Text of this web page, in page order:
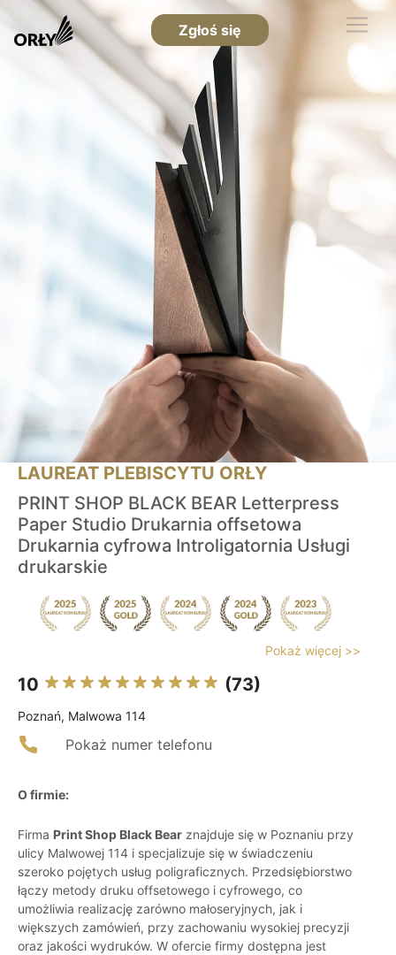
Zgłoś się
LAUREAT PLEBISCYTU ORŁY
PRINT SHOP BLACK BEAR Letterpress
Paper Studio Drukarnia offsetowa
Drukarnia cyfrowa Introligatornia Usługi
drukarskie
Pokaż więcej >>
10 (73)
Poznań, Malwowa 114
Pokaż numer telefonu
O firmie:
Firma Print Shop Black Bear znajduje się w Poznaniu przy
ulicy Malwowej 114 i specjalizuje się w świadczeniu
szeroko pojętych usług poligraficznych. Przedsiębiorstwo
łączy metody druku offsetowego i cyfrowego, co
umożliwia realizację zarówno małoseryjnych, jak i
większych zamówień, przy zachowaniu wysokiej precyzji
oraz jakości wydruków. W ofercie firmy dostępna jest